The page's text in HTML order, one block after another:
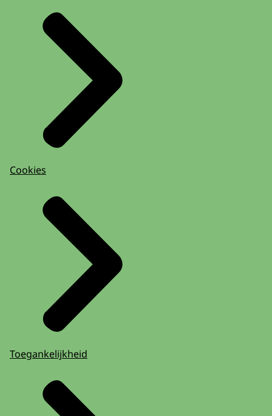
Cookies
Toegankelijkheid